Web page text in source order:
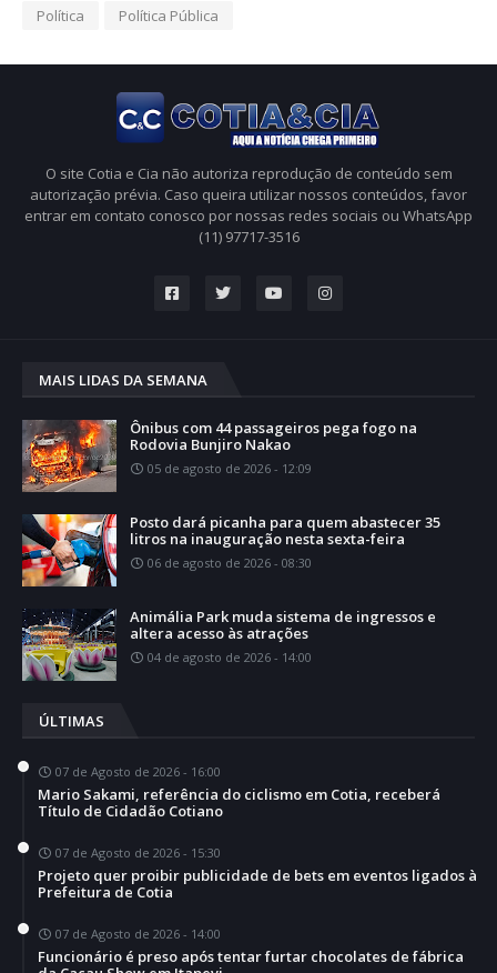
Política
Política Pública
O site Cotia e Cia não autoriza reprodução de conteúdo sem
autorização prévia. Caso queira utilizar nossos conteúdos, favor
entrar em contato conosco por nossas redes sociais ou WhatsApp
(11) 97717-3516
MAIS LIDAS DA SEMANA
Ônibus com 44 passageiros pega fogo na
Rodovia Bunjiro Nakao
05 de agosto de 2026 - 12:09
Posto dará picanha para quem abastecer 35
litros na inauguração nesta sexta-feira
06 de agosto de 2026 - 08:30
Animália Park muda sistema de ingressos e
altera acesso às atrações
04 de agosto de 2026 - 14:00
ÚLTIMAS
07 de Agosto de 2026 - 16:00
Mario Sakami, referência do ciclismo em Cotia, receberá
Título de Cidadão Cotiano
07 de Agosto de 2026 - 15:30
Projeto quer proibir publicidade de bets em eventos ligados à
Prefeitura de Cotia
07 de Agosto de 2026 - 14:00
Funcionário é preso após tentar furtar chocolates de fábrica